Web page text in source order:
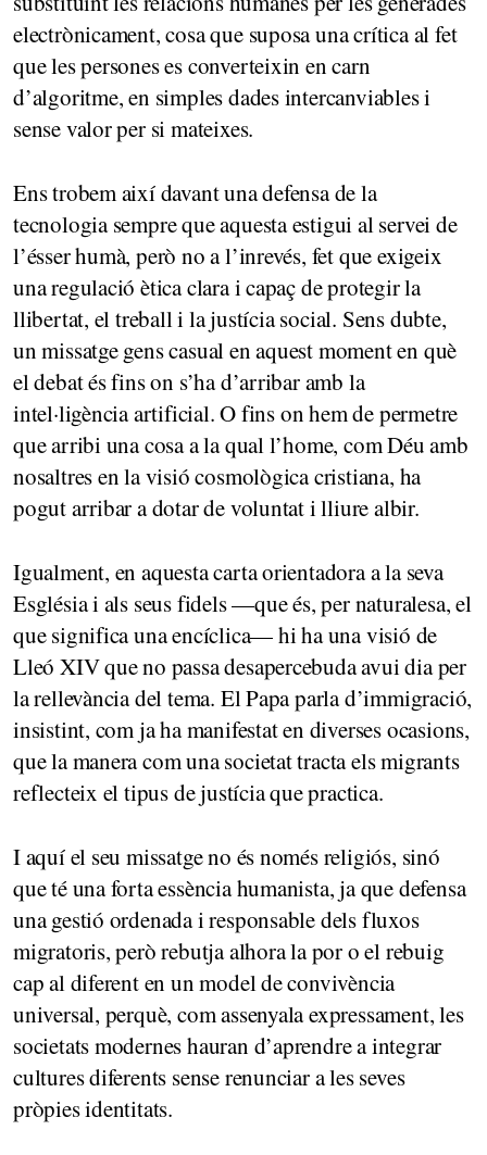
electrònicament, cosa que suposa una crítica al fet
que les persones es converteixin en carn
d’algoritme, en simples dades intercanviables i
sense valor per si mateixes.
Ens trobem així davant una defensa de la
tecnologia sempre que aquesta estigui al servei de
l’ésser humà, però no a l’inrevés, fet que exigeix
una regulació ètica clara i capaç de protegir la
llibertat, el treball i la justícia social. Sens dubte,
un missatge gens casual en aquest moment en què
el debat és fins on s’ha d’arribar amb la
intel·ligència artificial. O fins on hem de permetre
que arribi una cosa a la qual l’home, com Déu amb
nosaltres en la visió cosmològica cristiana, ha
pogut arribar a dotar de voluntat i lliure albir.
Igualment, en aquesta carta orientadora a la seva
Església i als seus fidels —que és, per naturalesa, el
que significa una encíclica— hi ha una visió de
Lleó XIV que no passa desapercebuda avui dia per
la rellevància del tema. El Papa parla d’immigració,
insistint, com ja ha manifestat en diverses ocasions,
que la manera com una societat tracta els migrants
reflecteix el tipus de justícia que practica.
I aquí el seu missatge no és només religiós, sinó
que té una forta essència humanista, ja que defensa
una gestió ordenada i responsable dels fluxos
migratoris, però rebutja alhora la por o el rebuig
cap al diferent en un model de convivència
universal, perquè, com assenyala expressament, les
societats modernes hauran d’aprendre a integrar
cultures diferents sense renunciar a les seves
pròpies identitats.